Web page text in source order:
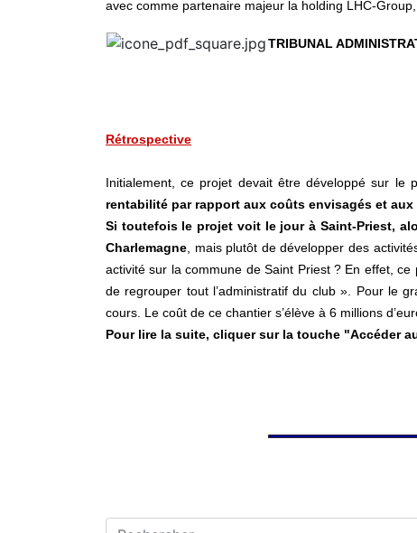
avec comme partenaire majeur la holding LHC-
TRIBUNAL
Rétrospective
Initialement, ce projet devait être développé sur le
rentabilité par rapport aux coûts envisagés et
Si toutefois le projet voit le jour à Saint-Priest,
Charlemagne , mais plutôt de développer des
activité sur la commune de Saint Priest ? En effet,
de regrouper tout l’administratif du club ». Pour le
cours. Le coût de ce chantier s’élève à 6 millions
Pour lire la suite, cliquer sur la touche "Accéder